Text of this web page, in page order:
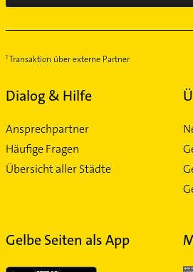
Transaktion über externe Partner
Dialog & Hilfe
Ansprechpartner
Häufige Fragen
Übersicht aller Städte
Gelbe Seiten als App